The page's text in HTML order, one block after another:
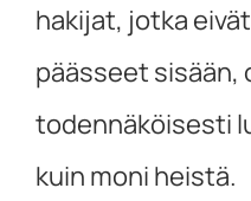
hakijat, jotka
päässeet sisään,
todennäköisesti
kuin moni heistä.